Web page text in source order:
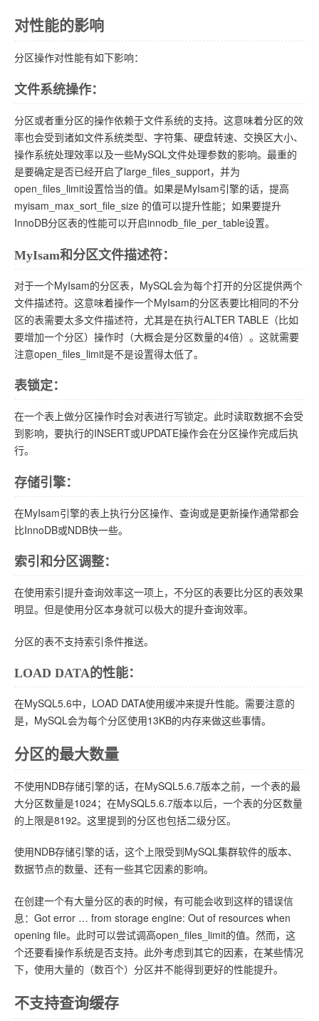
对性能的影响
分区操作对性能有如下影响：
文件系统操作：
分区或者重分区的操作依赖于文件系统的支持。这意味着分区的效
率也会受到诸如文件系统类型、字符集、硬盘转速、交换区大小、
操作系统处理效率以及一些MySQL文件处理参数的影响。最重的
是要确定是否已经开启了large_files_support，并为
open_files_limit设置恰当的值。如果是MyIsam引擎的话，提高
myisam_max_sort_file_size 的值可以提升性能；如果要提升
InnoDB分区表的性能可以开启innodb_file_per_table设置。
MyIsam和分区文件描述符：
对于一个MyIsam的分区表，MySQL会为每个打开的分区提供两个
文件描述符。这意味着操作一个MyIsam的分区表要比相同的不分
区的表需要太多文件描述符，尤其是在执行ALTER TABLE（比如
要增加一个分区）操作时（大概会是分区数量的4倍）。这就需要
注意open_files_limit是不是设置得太低了。
表锁定：
在一个表上做分区操作时会对表进行写锁定。此时读取数据不会受
到影响，要执行的INSERT或UPDATE操作会在分区操作完成后执
行。
存储引擎：
在MyIsam引擎的表上执行分区操作、查询或是更新操作通常都会
比InnoDB或NDB快一些。
索引和分区调整：
在使用索引提升查询效率这一项上，不分区的表要比分区的表效果
明显。但是使用分区本身就可以极大的提升查询效率。
分区的表不支持索引条件推送。
LOAD DATA的性能：
在MySQL5.6中，LOAD DATA使用缓冲来提升性能。需要注意的
是，MySQL会为每个分区使用13KB的内存来做这些事情。
分区的最大数量
不使用NDB存储引擎的话，在MySQL5.6.7版本之前，一个表的最
大分区数量是1024；在MySQL5.6.7版本以后，一个表的分区数量
的上限是8192。这里提到的分区也包括二级分区。
使用NDB存储引擎的话，这个上限受到MySQL集群软件的版本、
数据节点的数量、还有一些其它因素的影响。
在创建一个有大量分区的表的时候，有可能会收到这样的错误信
息：Got error … from storage engine: Out of resources when
opening file。此时可以尝试调高open_files_limit的值。然而，这
个还要看操作系统是否支持。此外考虑到其它的因素，在某些情况
下，使用大量的（数百个）分区并不能得到更好的性能提升。
不支持查询缓存